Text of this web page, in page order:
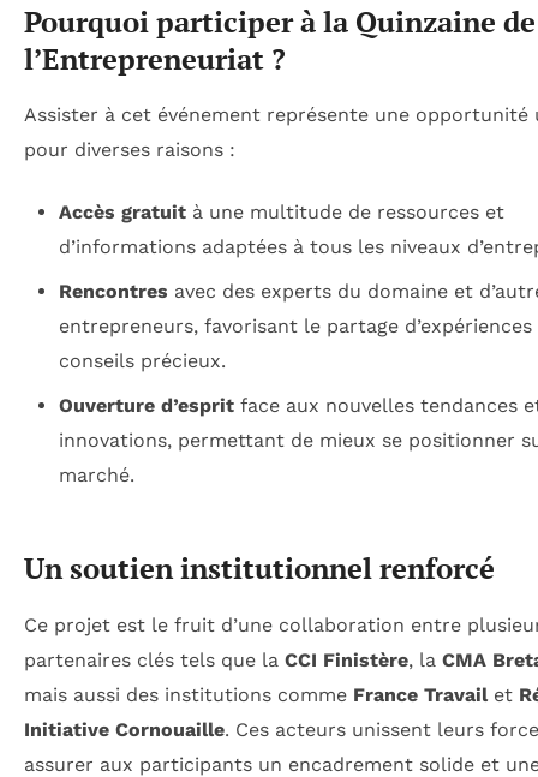
Pourquoi participer à la Quinzaine de
l’Entrepreneuriat ?
Assister à cet événement représente une opportunité
pour diverses raisons :
Accès gratuità une multitude de ressources et
d’informations adaptées à tous les niveaux
Rencontres avec des experts du domaine et
entrepreneurs, favorisant le partage
conseils précieux.
Ouverture d’espritface aux nouvelles tendances
innovations, permettant de mieux se positionner
marché.
Un soutien institutionnel renforcé
Ce projet est le fruit d’une collaboration entre
partenaires clés tels que la CCI Finistère, la CMA
mais aussi des institutions comme France Travailet
Initiative Cornouaille. Ces acteurs unissent leurs
assurer aux participants un encadrement solide et